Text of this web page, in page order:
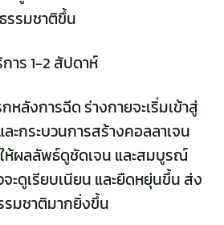
รรมชาติขึ้น
าร 1-2 สัปดาห์
หลังการฉีด ร่างกายจะเริ่มเข้าสู่
ะกระบวนการสร้างคอลลาเจน
ห้ผลลัพธ์ดูชัดเจน และสมบูรณ์
จะดูเรียบเนียน และยืดหยุ่นขึ้น ส่ง
มชาติมากยิ่งขึ้น